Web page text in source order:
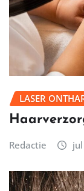
LASER
Redactie